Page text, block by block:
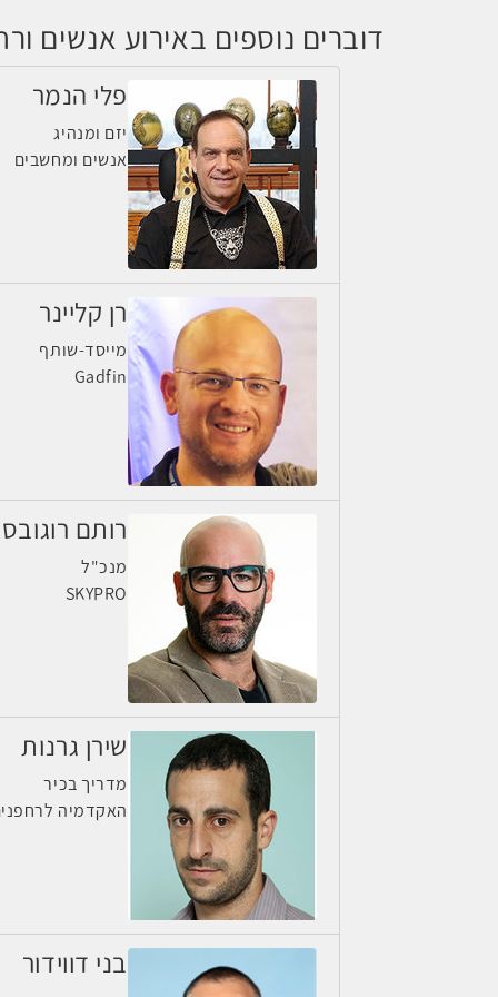
דוברים נוספים באירוע אנשים
פלי הנמר
יזם ומנהיג
אנשים ומחשבים
רן קליינר
מייסד-שותף
Gadfin
רותם
מנכ"ל
SKYPRO
שירן גרנות
מדריך בכיר
האקדמיה
בני דווידור